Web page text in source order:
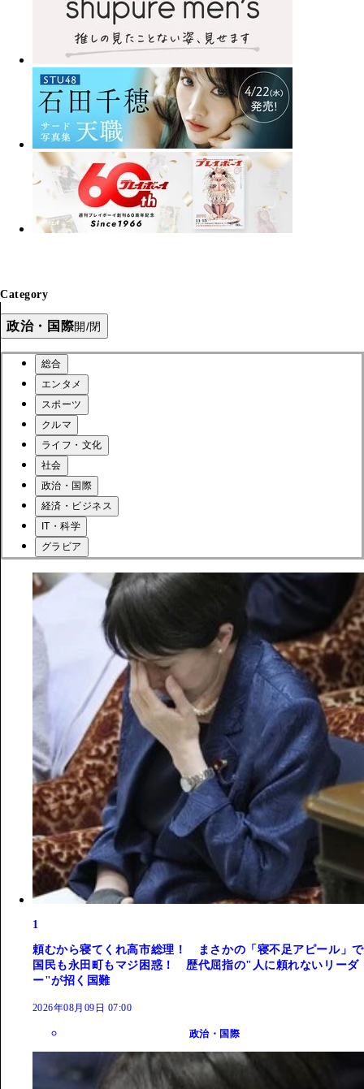
Category
政治・国際開/閉
総合
エンタメ
スポーツ
クルマ
ライフ・文化
社会
政治・国際
経済・ビジネス
IT・科学
グラビア
1
頼むから寝てくれ高市総理！ まさかの「寝不足アピール」で
国民も永田町もマジ困惑！ 歴代屈指の"人に頼れないリーダ
ー"が招く国難
2026年08月09日 07:00
政治・国際